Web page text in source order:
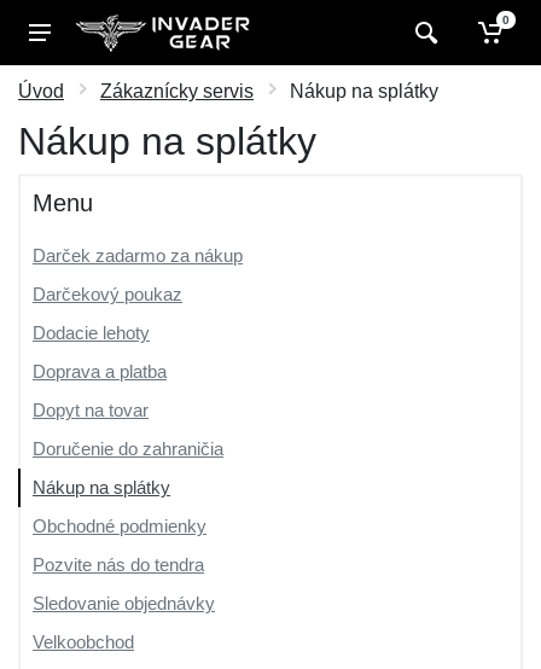
0
Úvod Zákaznícky servis Nákup na splátky
Nákup na splátky
Menu
Darček zadarmo za nákup
Darčekový poukaz
Dodacie lehoty
Doprava a platba
Dopyt na tovar
Doručenie do zahraničia
Nákup na splátky
Obchodné podmienky
Pozvite nás do tendra
Sledovanie objednávky
Velkoobchod